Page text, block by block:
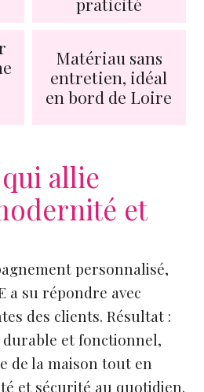
Matériau sans
entretien, idéal
en bord de Loire
allie
et
personnalisé,
a su répondre avec
des clients. Résultat :
et fonctionnel,
de la maison tout en
et sécurité au quotidien.